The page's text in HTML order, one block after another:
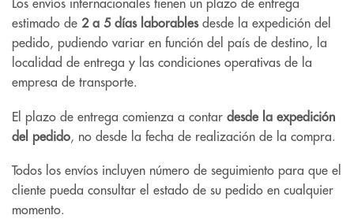
Los envíos internacionales tienen un plazo de entrega
estimado de 2 a 5 días laborablesdesde la expedición del
pedido, pudiendo variar en función del país de destino, la
localidad de entrega y las condiciones operativas de la
empresa de transporte.
El plazo de entrega comienza a contar desde la expedición
del pedido, no desde la fecha de realización de la compra.
Todos los envíos incluyen número de seguimiento para que el
cliente pueda consultar el estado de su pedido en cualquier
momento.